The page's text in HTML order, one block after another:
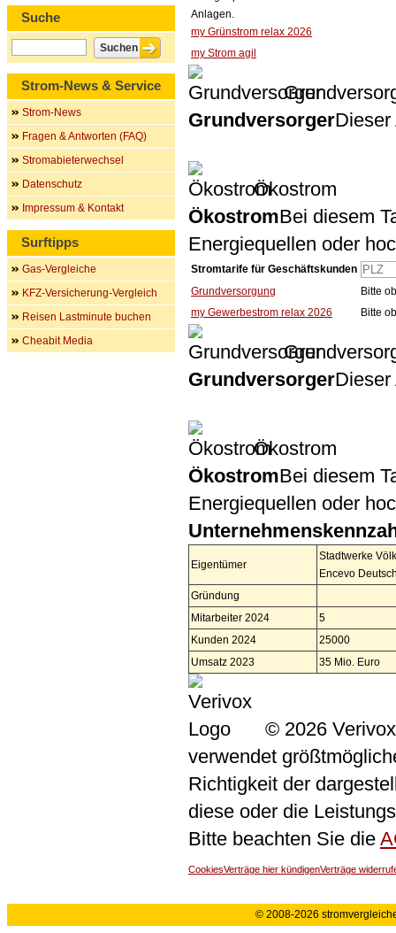
Anlagen.
my Grünstrom relax 2026
my Strom agil
GrundversorgerDieser
Ökostrom
ÖkostromBei diesem
Energiequellen oder
Stromtarife für Geschäftskunden
Grundversorgung
Bitte
my Gewerbestrom relax 2026
Bitte
GrundversorgerDieser
Ökostrom
ÖkostromBei diesem
Energiequellen oder
Eigentümer
Stadtwerke
Encevo
Gründung
Mitarbeiter 2024
5
Kunden 2024
25000
Umsatz 2023
35 Mio. Euro
© 2026
verwendet
Richtigkeit der
diese oder die
Bitte beachten Sie die
CookiesVerträge hier kündigenVerträge
Suche
Strom-News & Service
Strom-News
Fragen & Antworten (FAQ)
Stromabieterwechsel
Datenschutz
Impressum & Kontakt
Surftipps
Gas-Vergleiche
KFZ-Versicherung-Vergleich
Reisen Lastminute buchen
Cheabit Media
© 2008-2026